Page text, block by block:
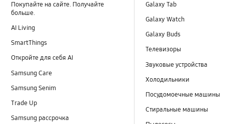
Покупайте на сайте. Получайте
больше.
AI Living
SmartThings
Откройте для себя AI
Samsung Care
Samsung Senim
Trade Up
Samsung рассрочка
Galaxy Tab
Galaxy Watch
Galaxy Buds
Телевизоры
Звуковые устройства
Холодильники
Посудомоечные машины
Стиральные машины